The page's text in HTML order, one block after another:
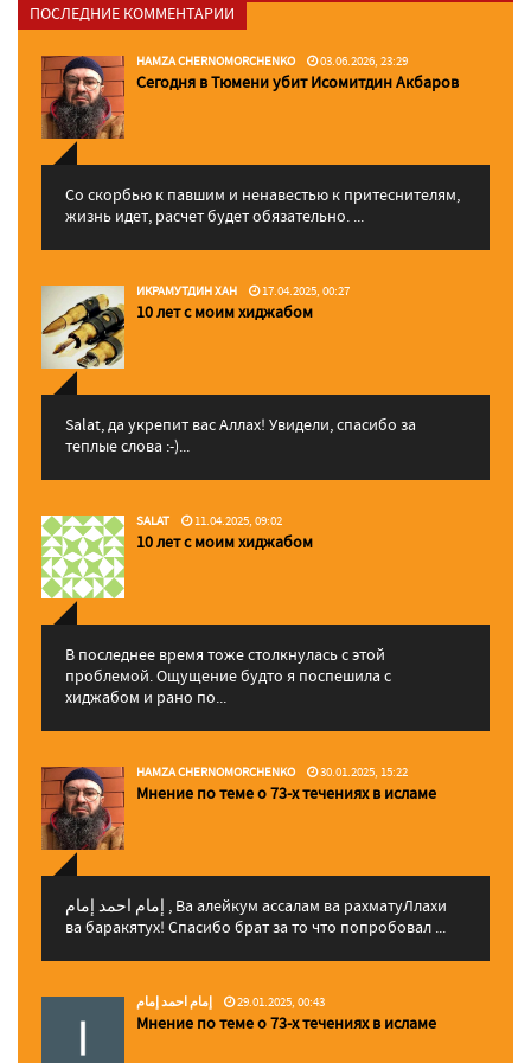
ПОСЛЕДНИЕ КОММЕНТАРИИ
HAMZA CHERNOMORCHENKO 03.06.2026, 23:29
Сегодня в Тюмени убит Исомитдин Акбаров
Со скорбью к павшим и ненавестью к притеснителям,
жизнь идет, расчет будет обязательно. ...
ИКРАМУТДИН ХАН 17.04.2025, 00:27
10 лет с моим хиджабом
Salat, да укрепит вас Аллаx! Увидели, спасибо за
теплые слова :-)...
SALAT 11.04.2025, 09:02
10 лет с моим хиджабом
В последнее время тоже столкнулась с этой
проблемой. Ощущение будто я поспешила с
хиджабом и рано по...
HAMZA CHERNOMORCHENKO 30.01.2025, 15:22
Мнение по теме о 73-х течениях в исламе
إمام احمد إمام , Ва алейкум ассалам ва рахматуЛлахи
ва баракятух! Спасибо брат за то что попробовал ...
إمام احمد إمام 29.01.2025, 00:43
Мнение по теме о 73-х течениях в исламе